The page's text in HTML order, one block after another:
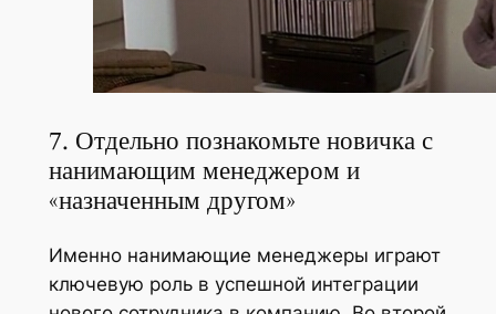
7. Отдельно познакомьте новичка с
нанимающим менеджером и
«назначенным другом»
Именно нанимающие менеджеры играют
ключевую роль в успешной интеграции